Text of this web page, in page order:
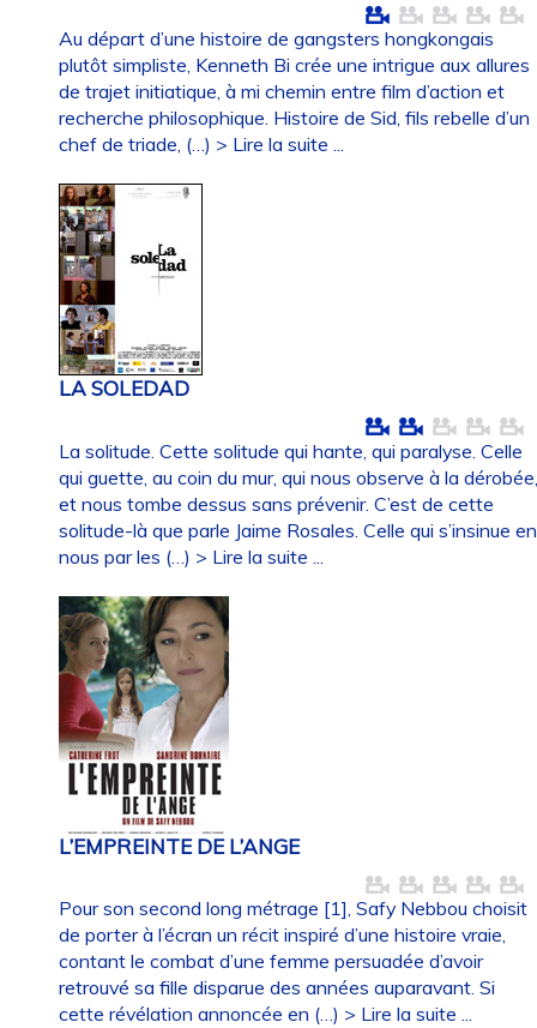
Au départ d’une histoire de gangsters hongkongais
plutôt simpliste, Kenneth Bi crée une intrigue aux allures
de trajet initiatique, à mi chemin entre film d’action et
recherche philosophique. Histoire de Sid, fils rebelle d’un
chef de triade, (…) > Lire la suite ...
LA SOLEDAD
La solitude. Cette solitude qui hante, qui paralyse. Celle
qui guette, au coin du mur, qui nous observe à la
et nous tombe dessus sans prévenir. C’est de cette
solitude-là que parle Jaime Rosales. Celle qui s’insinue en
nous par les (…) > Lire la suite ...
L’EMPREINTE DE L’ANGE
Pour son second long métrage [1], Safy Nebbou choisit
de porter à l’écran un récit inspiré d’une histoire vraie,
contant le combat d’une femme persuadée d’avoir
retrouvé sa fille disparue des années auparavant. Si
cette révélation annoncée en (…) > Lire la suite ...